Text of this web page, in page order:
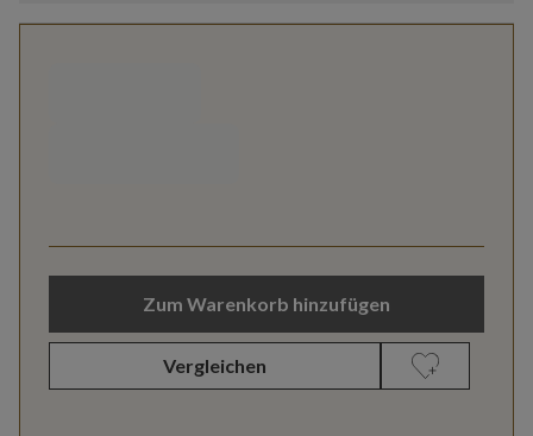
Zum Warenkorb hinzufügen
Vergleichen